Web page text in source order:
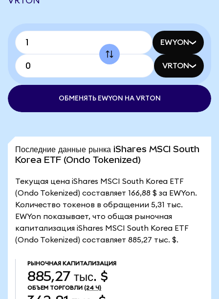
EWYON
VRTON
ОБМЕНЯТЬ EWYON НА VRTON
Последние данные рынка iShares MSCI South
Korea ETF (Ondo Tokenized)
Текущая цена iShares MSCI South Korea ETF
(Ondo Tokenized) составляет 166,88 $ за EWYon.
Количество токенов в обращении 5,31 тыс.
EWYon показывает, что общая рыночная
капитализация iShares MSCI South Korea ETF
(Ondo Tokenized) составляет 885,27 тыс. $.
РЫНОЧНАЯ КАПИТАЛИЗАЦИЯ
885,27 тыс. $
ОБЪЕМ ТОРГОВЛИ (24 Ч)